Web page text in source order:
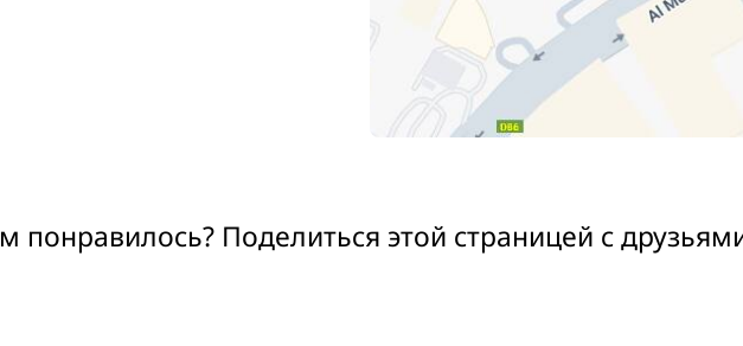
понравилось? Поделиться этой страницей с